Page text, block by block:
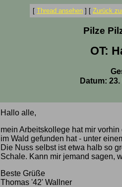
[ Thread ansehen ] [ Zurück
Pilze
OT:
Datum:
Hallo alle,
mein Arbeitskollege hat mir
im Wald gefunden hat - unter
Die Nuss selbst ist etwa halb so
Schale. Kann mir jemand sagen,
Beste Grüße
Thomas '42' Wallner